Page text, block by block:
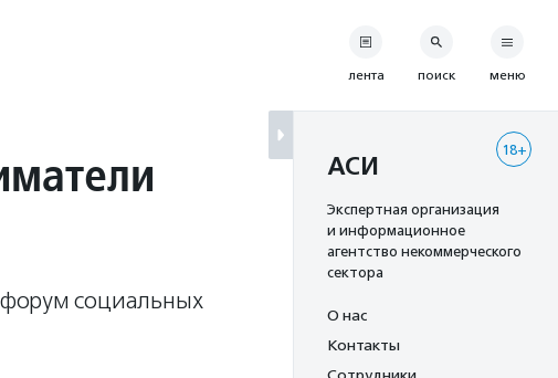
социальных
лента поиск меню
18+
АСИ
Экспертная организация
и информационное
агентство некоммерческого
сектора
О нас
Контакты